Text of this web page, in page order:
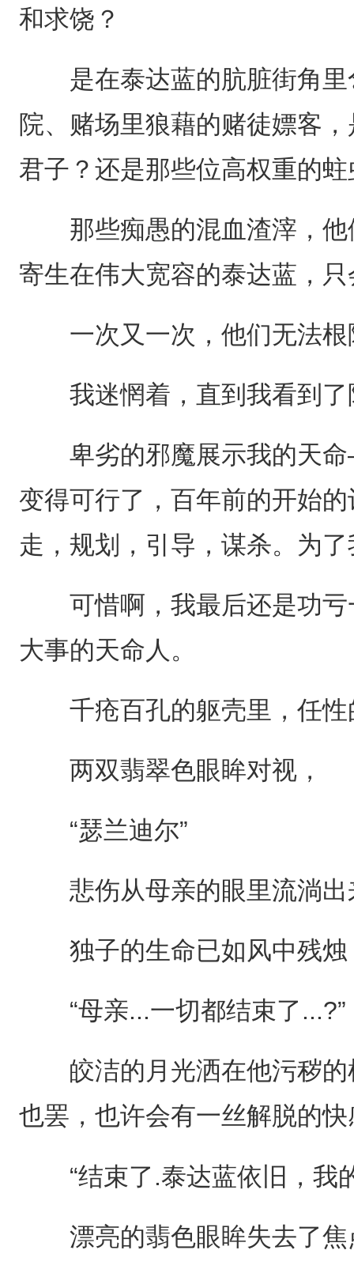
和求饶？
是在泰达蓝的肮脏街角里
院、赌场里狼藉的赌徒嫖客
君子？还是那些位高权重的
那些痴愚的混血渣滓，他
寄生在伟大宽容的泰达蓝，
一次又一次，他们无法根
我迷惘着，直到我看到了
卑劣的邪魔展示我的天命
变得可行了，百年前的开始
走，规划，引导，谋杀。为
可惜啊，我最后还是功亏
大事的天命人。
千疮百孔的躯壳里，任性
两双翡翠色眼眸对视，
“瑟兰迪尔”
悲伤从母亲的眼里流淌出
独子的生命已如风中残烛
“母亲...一切都结束了...?”
皎洁的月光洒在他污秽的
也罢，也许会有一丝解脱的
“结束了.泰达蓝依旧，我
漂亮的翡色眼眸失去了焦